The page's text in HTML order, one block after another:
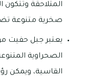
المتلاحقة
صخرية متنوعة
يعتبر جبل حفيت
الصحراوية
القاسية، ويمكن